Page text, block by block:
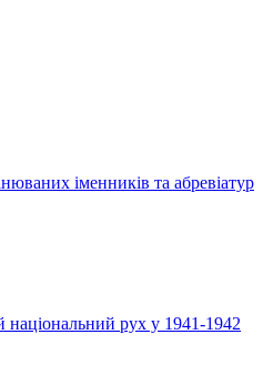
іменників та абревіатур
національний рух у 1941-1942